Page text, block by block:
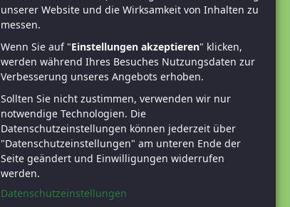
Spenden und helfen
unserer Website und die Wirksamkeit von Inhalten zu
messen.
Wenn Sie auf "Einstellungen akzeptieren" klicken,
werden während Ihres Besuches Nutzungsdaten zur
Verbesserung unseres Angebots erhoben.
Sollten Sie nicht zustimmen, verwenden wir nur
notwendige Technologien. Die
Datenschutzeinstellungen können jederzeit über
"Datenschutzeinstellungen" am unteren Ende der
Seite geändert und Einwilligungen widerrufen
werden.
Datenschutzeinstellungen